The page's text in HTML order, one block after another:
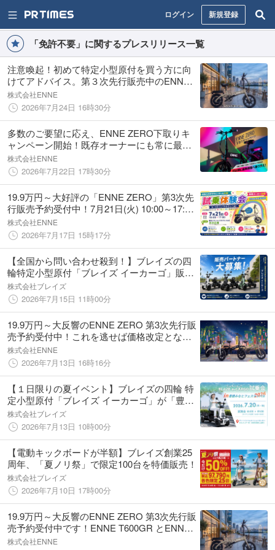
ログイン 新規登録
「免許不要」に関するプレスリリース一覧
注意喚起！初めて特定小型原付を買う方に向
けてアドバイス。第３次先行販売中のENNE
ZERO前かご発売時期についての発表
株式会社ENNE
2026年7月24日 16時30分
多数のご要望に応え、ENNE ZERO下取りキ
ャンペーン開始！既存オーナーにも常に最新
性能を超お得に
株式会社ENNE
2026年7月22日 17時30分
19.9万円～大好評の「ENNE ZERO」第3次先
行販売予約受付中！7月21日(火) 10:00～17:00
越谷イオンレイクタウンmoriにて複数メーカ
ー合同の試乗体験会のお知らせ。
株式会社ENNE
2026年7月17日 15時17分
【全国から問い合わせ殺到！】ブレイズの四
輪特定小型原付「ブレイズ イーカーゴ」販売
パートナー大募集
株式会社ブレイズ
2026年7月15日 11時00分
19.9万円～大反響のENNE ZERO 第3次先行販
売予約受付中！これを逃せば価格改定となり
ますのでご注意ください。ENNE ZEROフォ
トコンテスト開催のおしらせ！
株式会社ENNE
2026年7月13日 16時16分
【１日限りの夏イベント】ブレイズの四輪 特
定小型原付「ブレイズ イーカーゴ」が「豊橋
みなとフェスティバル2026」に出展
株式会社ブレイズ
2026年7月13日 10時00分
【電動キックボードが半額】ブレイズ創業25
周年、「夏ノリ祭」で限定100台を特価販売！
株式会社ブレイズ
2026年7月10日 17時00分
19.9万円～大反響のENNE ZERO 第3次先行販
売予約受付中です！ENNE T600GR とENNE
ZERO 乗り比べ試乗会のご案内
株式会社ENNE